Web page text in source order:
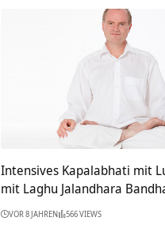
Intensives Kapalabhati mit
mit Laghu Jalandhara
VOR 8 JAHREN 566 VIEWS